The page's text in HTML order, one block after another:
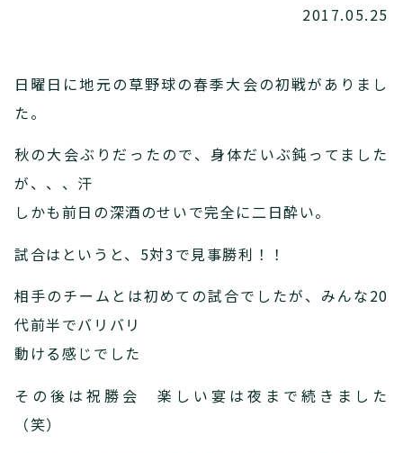
2017.05.25
日曜日に地元の草野球の春季大会の初戦がありまし
た。
秋の大会ぶりだったので、身体だいぶ鈍ってました
が、、、汗
しかも前日の深酒のせいで完全に二日酔い。
試合はというと、5対3で見事勝利！！
相手のチームとは初めての試合でしたが、みんな20
代前半でバリバリ
動ける感じでした
その後は祝勝会 楽しい宴は夜まで続きました
（笑）